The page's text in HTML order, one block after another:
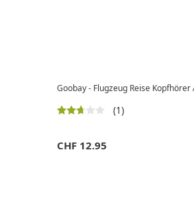
Goobay - Flugzeug Reise
(1)
CHF 12.95